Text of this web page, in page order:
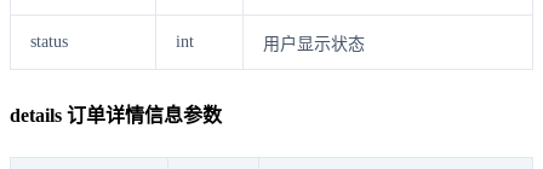
status int 用户显示状态
details 订单详情信息参数